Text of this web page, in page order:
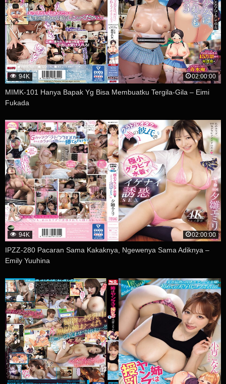
94K 02:00:00
MIMK-101 Hanya Bapak Yg Bisa Membuatku Tergila-Gila – Eimi
Fukada
94K 02:00:00
IPZZ-280 Pacaran Sama Kakaknya, Ngewenya Sama Adiknya –
Emily Yuuhina